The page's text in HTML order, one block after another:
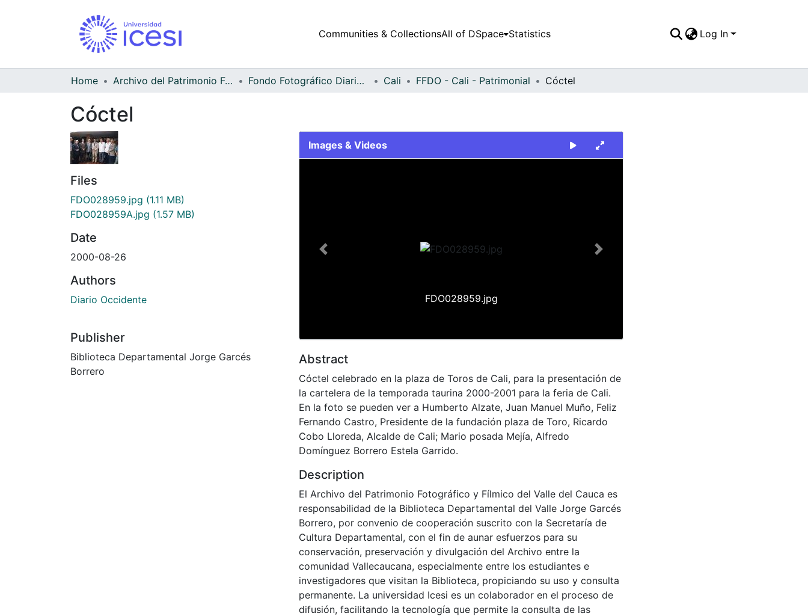
Communities & CollectionsAll of DSpace Statistics Log In
Home Archivo del Patrimonio Fotográfico y Fílmico del Valle del Cauca Fondo Fotográfico Diario Occidente Cali FFDO - Cali - Patrimonial Cóctel
Cóctel
Files
FDO028959.jpg (1.11 MB)
FDO028959A.jpg (1.57 MB)
Date
2000-08-26
Authors
Diario Occidente
Publisher
Biblioteca Departamental Jorge Garcés
Borrero
Images & Videos
FDO028959.jpg
Previous Next
Abstract
Cóctel celebrado en la plaza de Toros de Cali, para la presentación de
la cartelera de la temporada taurina 2000-2001 para la feria de Cali.
En la foto se pueden ver a Humberto Alzate, Juan Manuel Muño, Feliz
Fernando Castro, Presidente de la fundación plaza de Toro, Ricardo
Cobo Lloreda, Alcalde de Cali; Mario posada Mejía, Alfredo
Domínguez Borrero Estela Garrido.
Description
El Archivo del Patrimonio Fotográfico y Fílmico del Valle del Cauca es
responsabilidad de la Biblioteca Departamental del Valle Jorge Garcés
Borrero, por convenio de cooperación suscrito con la Secretaría de
Cultura Departamental, con el fin de aunar esfuerzos para su
conservación, preservación y divulgación del Archivo entre la
comunidad Vallecaucana, especialmente entre los estudiantes e
investigadores que visitan la Biblioteca, propiciando su uso y consulta
permanente. La universidad Icesi es un colaborador en el proceso de
difusión, facilitando la tecnología que permite la consulta de las